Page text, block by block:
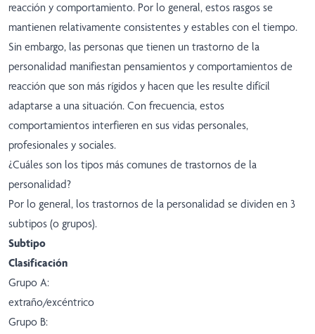
reacción y comportamiento. Por lo general, estos rasgos se
mantienen relativamente consistentes y estables con el tiempo.
Sin embargo, las personas que tienen un trastorno de la
personalidad manifiestan pensamientos y comportamientos de
reacción que son más rígidos y hacen que les resulte difícil
adaptarse a una situación. Con frecuencia, estos
comportamientos interfieren en sus vidas personales,
profesionales y sociales.
¿Cuáles son los tipos más comunes de trastornos de la
personalidad?
Por lo general, los trastornos de la personalidad se dividen en 3
subtipos (o grupos).
Subtipo
Clasificación
Grupo A:
extraño/excéntrico
Grupo B: